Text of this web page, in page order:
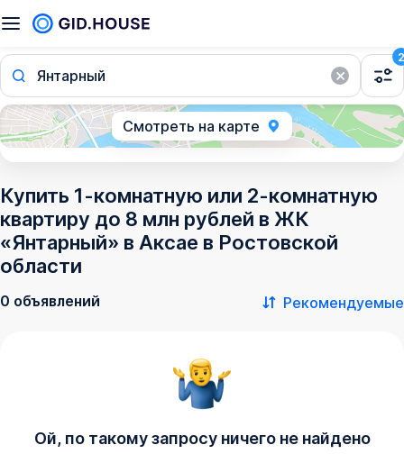
Янтарный
2
Смотреть на карте
Купить 1-комнатную или 2-комнатную
квартиру до 8 млн рублей в ЖК
«Янтарный» в Аксае в Ростовской
области
0 объявлений Рекомендуемые
Ой, по такому запросу ничего не найдено